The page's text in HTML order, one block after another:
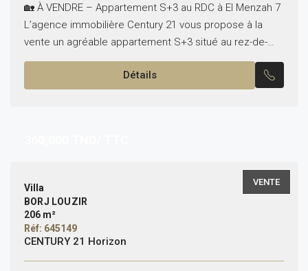
🏡 À VENDRE – Appartement S+3 au RDC à El Menzah 7
L’agence immobilière Century 21 vous propose à la
vente un agréable appartement S+3 situé au rez-de-
chaussée à El Menzah 7....
Détails
VENTE
Villa
BORJ LOUZIR
206 m²
Réf: 645149
CENTURY 21 Horizon